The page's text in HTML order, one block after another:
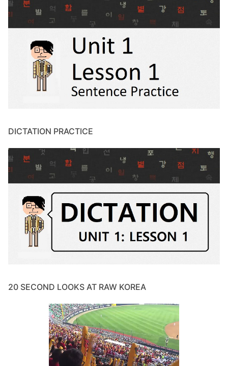
DICTATION PRACTICE
20 SECOND LOOKS AT RAW KOREA